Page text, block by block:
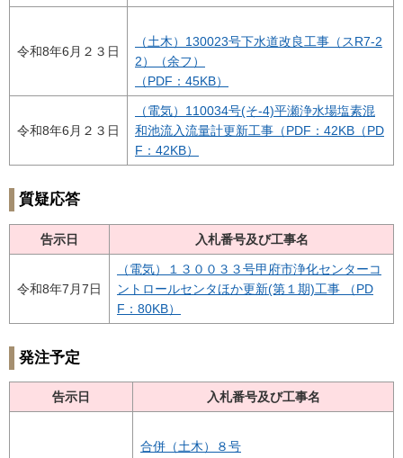
令和8年6月２３日
（土木）130023号下水道改良工事（スR7-2
2）（余フ）
（PDF：45KB）
令和8年6月２３日
（電気）110034号(そ-4)平瀬浄水場塩素混
和池流入流量計更新工事（PDF：42KB（PD
F：42KB）
質疑応答
告示日 入札番号及び工事名
令和8年7月7日
（電気）１３００３３号甲府市浄化センターコ
ントロールセンタほか更新(第１期)工事 （PD
F：80KB）
発注予定
告示日 入札番号及び工事名
合併（土木）８号